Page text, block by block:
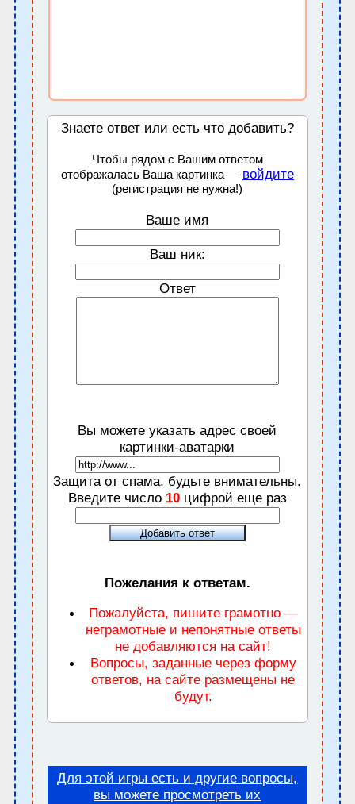
Знаете ответ или есть что добавить?
Чтобы рядом с Вашим ответом
отображалась Ваша картинка — войдите
(регистрация не нужна!)
Ваше имя
Ваш ник:
Ответ
Вы можете указать адрес своей
картинки-аватарки
Защита от спама, будьте внимательны.
Введите число 10цифрой еще раз
Пожелания к ответам.
Пожалуйста, пишите грамотно —
неграмотные и непонятные ответы
не добавляются на сайт!
Вопросы, заданные через форму
ответов, на сайте размещены не
будут.
Для этой игры есть и другие вопросы,
вы можете просмотреть их